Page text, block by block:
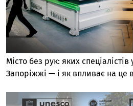
Місто без рук: яких
Запоріжжі — і як впливає на це